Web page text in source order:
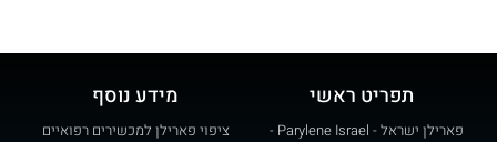
תפריט ראשי
פארילן ישראל - Parylene Israel -
מידע נוסף
ציפוי פארילן למכשירים רפואיים